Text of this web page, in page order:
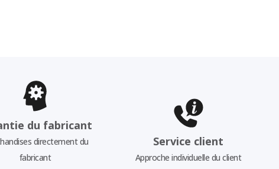
du fabricant
directement du
fabricant
Service client
Approche individuelle du client